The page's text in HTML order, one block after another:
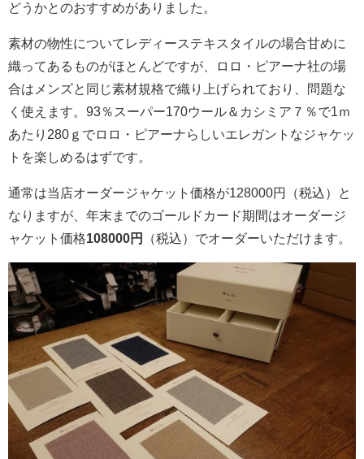
どうかとのおすすめがありました。
素材の物性についてレディーステキスタイルの場合甘めに
織ってあるものがほとんどですが、ロロ・ピアーナ社の場
合はメンズと同じ素材規格で織り上げられており、問題な
く使えます。93％スーパー170ウール＆カシミア７％で1ｍ
あたり280ｇでロロ・ピアーナらしいエレガントなジャケッ
トを楽しめるはずです。
通常は当店オーダージャケット価格が128000円（税込）と
なりますが、年末までのゴールドカード期間はオーダージ
ャケット価格108000円 （税込）でオーダーいただけます。